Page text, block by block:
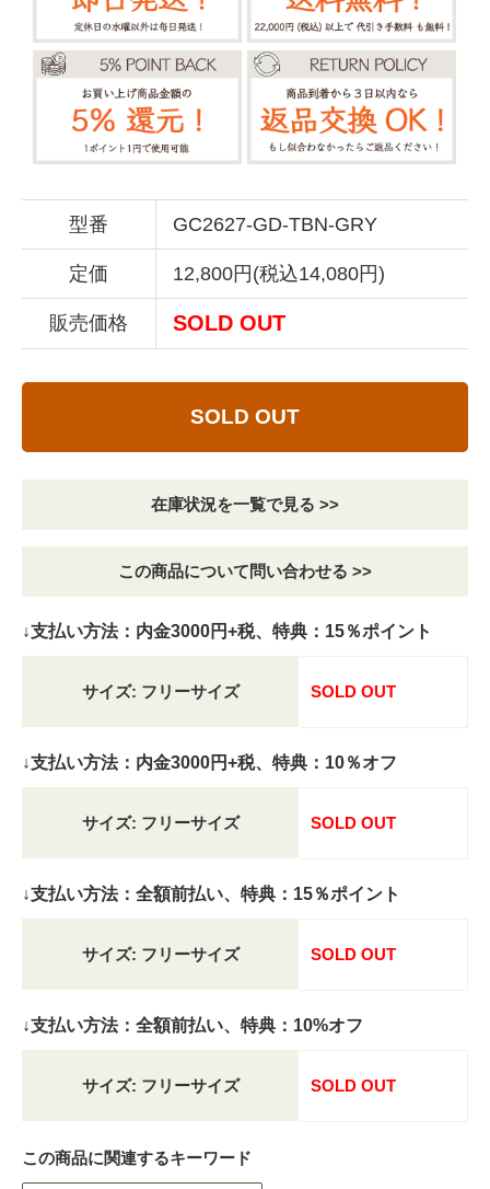
型番 GC2627-GD-TBN-GRY
定価 12,800円(税込14,080円)
販売価格 SOLD OUT
SOLD OUT
在庫状況を一覧で見る >>
この商品について問い合わせる >>
↓支払い方法：内金3000円+税、特典：15％ポイント
サイズ: フリーサイズ SOLD OUT
↓支払い方法：内金3000円+税、特典：10％オフ
サイズ: フリーサイズ SOLD OUT
↓支払い方法：全額前払い、特典：15％ポイント
サイズ: フリーサイズ SOLD OUT
↓支払い方法：全額前払い、特典：10%オフ
サイズ: フリーサイズ SOLD OUT
この商品に関連するキーワード